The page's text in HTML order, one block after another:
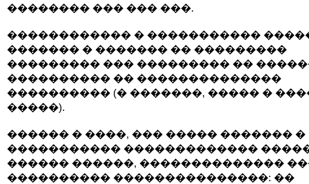
�������� ��� ��� ���.
������������ � �����������
������� � ������� �� ���������
��������� ��� ��������� ��
���������� �� ��������������
���������� (� �������, ����� �
�����).
������ � ����, ��� ����� ������� �
����������� �������������
������ ������, ��������������
���������� ���������������: ��